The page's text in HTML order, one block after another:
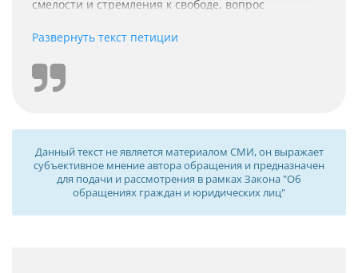
смелости и стремления к свободе, вопрос
особенно актуальным. Этот выдающийся деятель,
знаковая фигура для нашей страны, олицетворяет
идеи национального возрождения и преданности
Так, согласно его биографии: «6 октября 1876 года
родился Ян Булгак, белорусский этнограф и
фотомастер. Он появился на свет в имении
Осташин под Новогрудком. Окончил классическую
Развернуть текст петиции
Данный текст не является материалом СМИ, он выражает
субъективное мнение автора обращения и предназначен
для подачи и рассмотрения в рамках Закона "Об
обращениях граждан и юридических лиц"